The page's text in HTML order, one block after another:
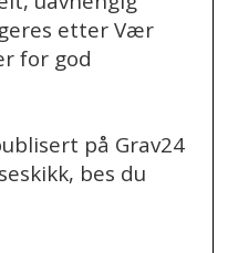
etter Vær
for god
på Grav24
bes du